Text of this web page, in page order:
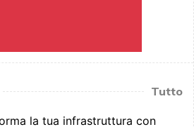
Tutto
la tua infrastruttura con